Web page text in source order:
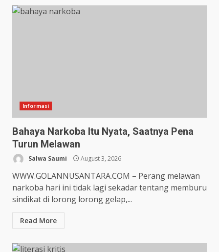
Informasi
Bahaya Narkoba Itu Nyata, Saatnya Pena
Turun Melawan
Salwa Saumi August 3, 2026
WWW.GOLANNUSANTARA.COM – Perang melawan
narkoba hari ini tidak lagi sekadar tentang memburu
sindikat di lorong lorong gelap,...
Read More